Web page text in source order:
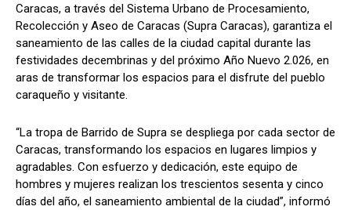
Caracas, a través del Sistema Urbano de Procesamiento,
Recolección y Aseo de Caracas (Supra Caracas), garantiza el
saneamiento de las calles de la ciudad capital durante las
festividades decembrinas y del próximo Año Nuevo 2.026, en
aras de transformar los espacios para el disfrute del pueblo
caraqueño y visitante.
“La tropa de Barrido de Supra se despliega por cada sector de
Caracas, transformando los espacios en lugares limpios y
agradables. Con esfuerzo y dedicación, este equipo de
hombres y mujeres realizan los trescientos sesenta y cinco
días del año, el saneamiento ambiental de la ciudad”, informó